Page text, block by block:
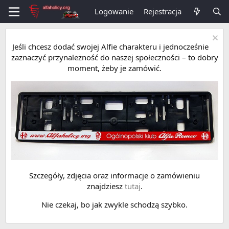
Logowanie Rejestracja
Jeśli chcesz dodać swojej Alfie charakteru i jednocześnie
zaznaczyć przynależność do naszej społeczności – to dobry
moment, żeby je zamówić.
Szczegóły, zdjęcia oraz informacje o zamówieniu
znajdziesz tutaj.
Nie czekaj, bo jak zwykle schodzą szybko.